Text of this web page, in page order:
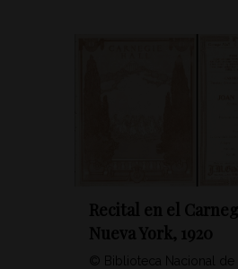
Recital en el
Nueva York, 1920
© Biblioteca Nacional de